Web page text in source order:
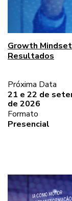
Growth
Resultados
Próxima Data
21 e 22 de
de 2026
Formato
Presencial